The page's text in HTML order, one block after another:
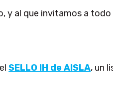
y al que invitamos a
SELLO IH de AISLA, un